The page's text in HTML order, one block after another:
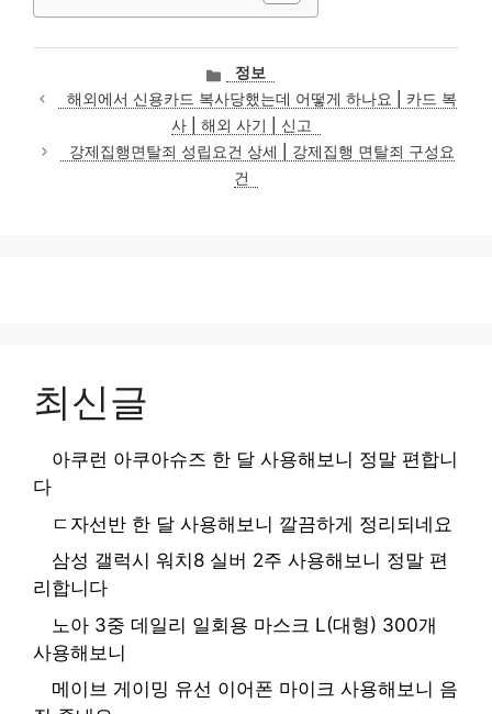
카
테
고
리
정보
해외에서 신용카드 복사당했는데 어떻게 하나요 | 카드 복
사 | 해외 사기 | 신고
강제집행면탈죄 성립요건 상세 | 강제집행 면탈죄 구성요
건
최신글
아쿠런 아쿠아슈즈 한 달 사용해보니 정말 편합니
다
ㄷ자선반 한 달 사용해보니 깔끔하게 정리되네요
삼성 갤럭시 워치8 실버 2주 사용해보니 정말 편
리합니다
노아 3중 데일리 일회용 마스크 L(대형) 300개
사용해보니
메이브 게이밍 유선 이어폰 마이크 사용해보니 음